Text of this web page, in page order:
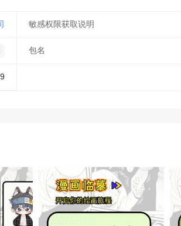
敏感权限获取说明
包名